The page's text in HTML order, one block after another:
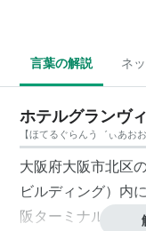
言葉の解説 ネ
ホテルグランヴ
【ほてるぐらんう゛ぃあお
大阪府大阪市北区
ビルディング）内
阪ターミナルホテ